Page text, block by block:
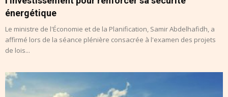
énergétique
Le ministre de l'Économie et de la Planification, Samir Abdelhafidh, a
affirmé lors de la séance plénière consacrée à l'examen des projets
de lois...